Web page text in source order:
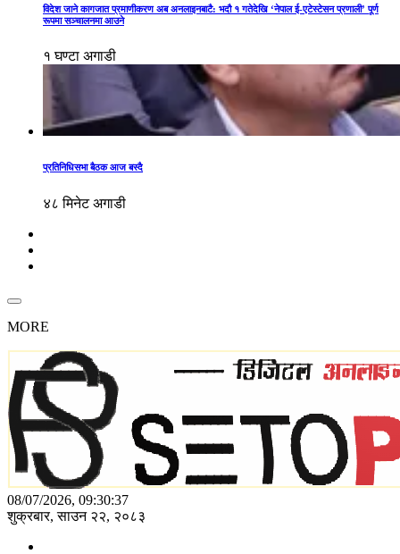
विदेश जाने कागजात प्रमाणीकरण अब अनलाइनबाटै: भदौ १ गतेदेखि ‘नेपाल ई-एटेस्टेसन प्रणाली’ पूर्ण
रूपमा सञ्चालनमा आउने
१ घण्टा अगाडी
प्रतिनिधिसभा बैठक आज बस्दै
४८ मिनेट अगाडी
MORE
08/07/2026, 09:30:37
शुक्रबार, साउन २२, २०८३